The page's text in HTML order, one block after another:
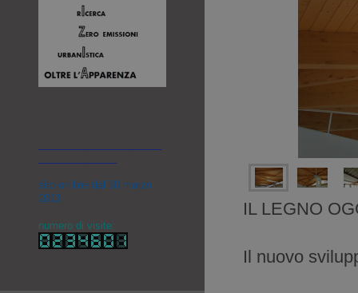
IL LEGNO
Il nuovo
sito on line dal 30 marzo
2013
numero di visite: